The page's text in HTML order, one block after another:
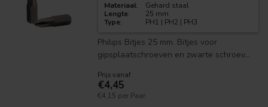
Materiaal:
Gehard staal
Lengte:
25 mm
Type: PH1 | PH2 | PH3
Philips Bitjes 25 mm. Bitjes voor
gipsplaatschroeven en zwarte schroev...
Prijs vanaf
€4,45
€4,15 per Paar